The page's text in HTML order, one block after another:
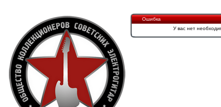
Ошибка
У вас нет